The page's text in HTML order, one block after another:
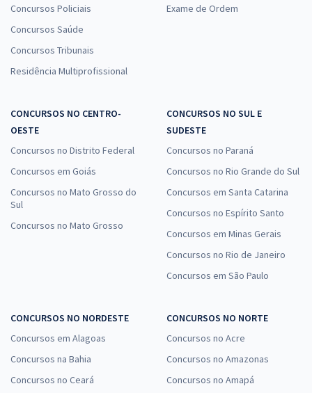
Concursos Policiais
Concursos Saúde
Concursos Tribunais
Residência Multiprofissional
Exame de Ordem
CONCURSOS NO CENTRO-
OESTE
Concursos no Distrito Federal
Concursos em Goiás
Concursos no Mato Grosso do
Sul
Concursos no Mato Grosso
CONCURSOS NO SUL E
SUDESTE
Concursos no Paraná
Concursos no Rio Grande do Sul
Concursos em Santa Catarina
Concursos no Espírito Santo
Concursos em Minas Gerais
Concursos no Rio de Janeiro
Concursos em São Paulo
CONCURSOS NO NORDESTE
Concursos em Alagoas
Concursos na Bahia
Concursos no Ceará
CONCURSOS NO NORTE
Concursos no Acre
Concursos no Amazonas
Concursos no Amapá